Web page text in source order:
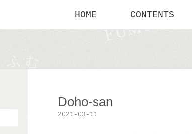
HOME CONTENTS
Doho-san
2021-03-11